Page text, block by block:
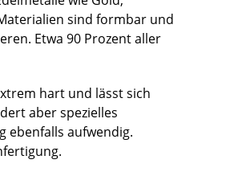
sind formbar und
Etwa 90 Prozent aller
hart und lässt sich
aber spezielles
ebenfalls aufwendig.